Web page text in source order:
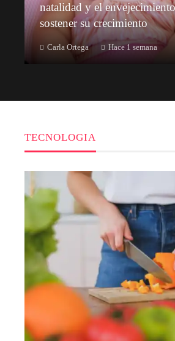
natalidad y el
sostener su crecimiento
Carla Ortega Hace 1 semana
TECNOLOGIA